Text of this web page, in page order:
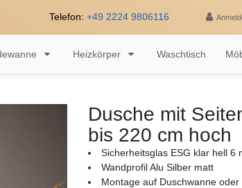
Telefon: +49 2224 9806116
Heizkörper Waschtisch
Dusche mit
bis 220 cm hoch
Sicherheitsglas ESG klar hell 6
Wandprofil Alu Silber matt
Montage auf Duschwanne oder